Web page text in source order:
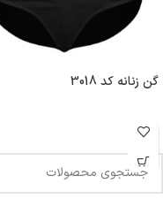
گن زنانه کد 3018